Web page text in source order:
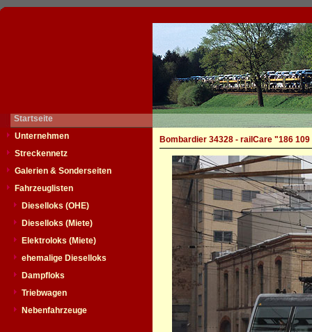
Startseite
Unternehmen
Streckennetz
Galerien & Sonderseiten
Fahrzeuglisten
Dieselloks (OHE)
Dieselloks (Miete)
Elektroloks (Miete)
ehemalige Dieselloks
Dampfloks
Triebwagen
Nebenfahrzeuge
Bombardier 34328 - railCare "186 109